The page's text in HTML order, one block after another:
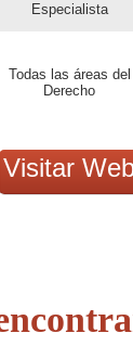
Especialista
Todas las áreas del
Derecho
Visitar